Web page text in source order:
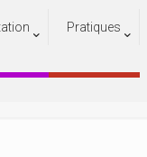
Pratiques